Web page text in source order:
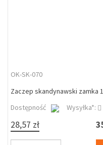
OK-SK-070
Zaczep skandynawski zamka
Dostępność
Wysyłka*:
28,57 zł